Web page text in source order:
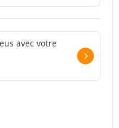
avec votre